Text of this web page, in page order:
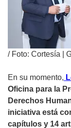
/ Foto: Cortesía |
En su momento,
Oficina para la
Derechos
iniciativa está
capítulos y 14